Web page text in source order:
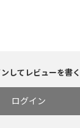
してレビューを書く
ログイン